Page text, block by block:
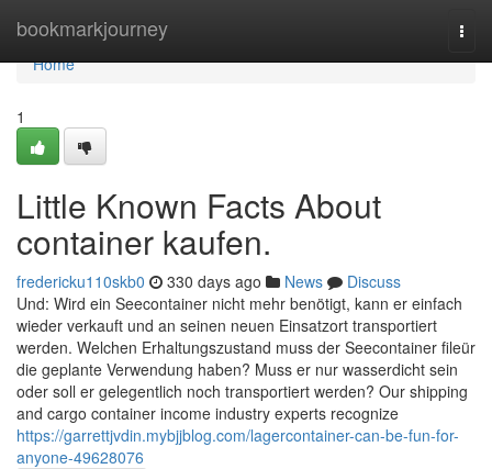
bookmarkjourney
Home
Home
1
Little Known Facts About
container kaufen.
fredericku110skb0 330 days ago News
Discuss
Und: Wird ein Seecontainer nicht mehr benötigt, kann er einfach
wieder verkauft und an seinen neuen Einsatzort transportiert
werden. Welchen Erhaltungszustand muss der Seecontainer fileür
die geplante Verwendung haben? Muss er nur wasserdicht sein
oder soll er gelegentlich noch transportiert werden? Our shipping
and cargo container income industry experts recognize
https://garrettjvdin.mybjjblog.com/lagercontainer-can-be-fun-for-
anyone-49628076